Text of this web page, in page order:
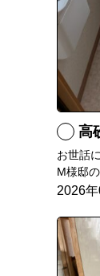
高
お世話
M様邸
2026